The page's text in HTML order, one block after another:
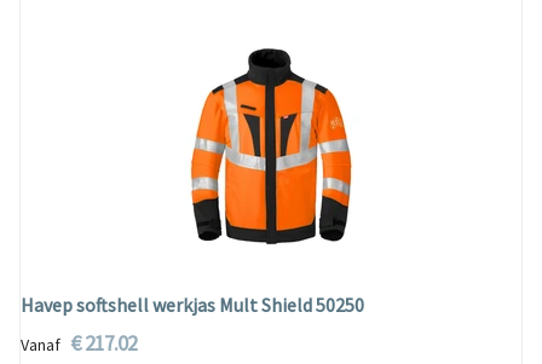
Havep softshell werkjas Mult Shield 50250
Vanaf € 217.02